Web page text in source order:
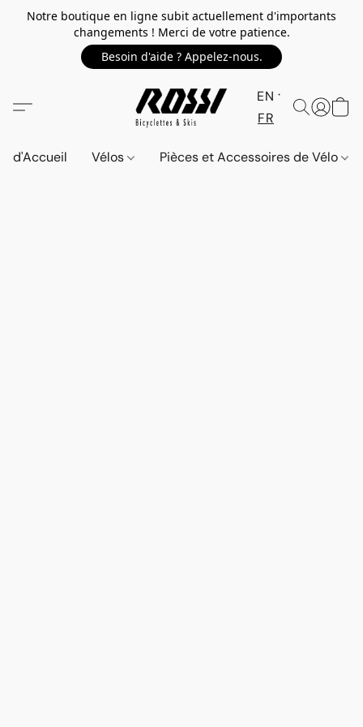
Notre boutique en ligne subit actuellement d'importants
changements ! Merci de votre patience.
Besoin d'aide ? Appelez-nous.
EN
FR
d'Accueil Vélos Pièces et Accessoires de Vélo